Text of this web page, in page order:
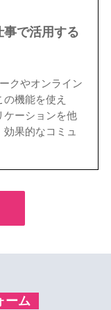
事で活用する
クやオンライン
機能を使え
ケーションを他
果的なコミュ
ーム